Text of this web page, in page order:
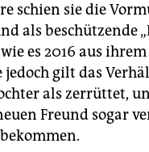
schien sie die
als beschützende
es 2016 aus
gilt das
als zerrüttet,
Freund sogar